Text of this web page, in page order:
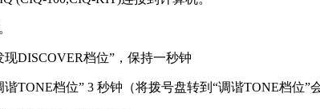
DISCOVER档位”，保持一秒钟
档位” 3 秒钟（将拨号盘转到“调谐TONE档位”会